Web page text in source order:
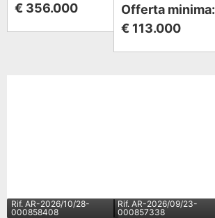
€ 356.000
Offerta minima:
€ 113.000
Rif. AR-2026/10/28-
000858408
Rif. AR-2026/09/23-
000857338